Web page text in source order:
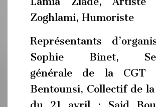
Zoghlami, Humoriste
Représentants
Sophie Binet,
générale de la CGT
Bentounsi, Collectif de